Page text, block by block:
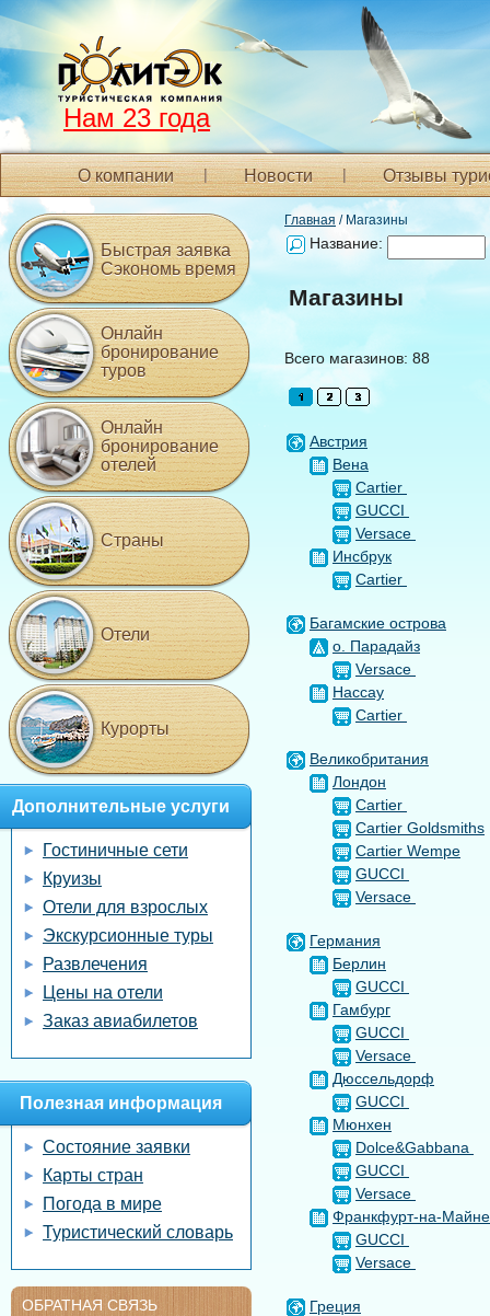
Нам 23 года
О компании Новости Отзывы
Главная / Магазины
Название:
Магазины
Всего магазинов: 88
Австрия
Вена
Cartier
GUCCI
Versace
Инсбрук
Cartier
Багамские острова
о. Парадайз
Versace
Нассау
Cartier
Великобритания
Лондон
Cartier
Cartier Goldsmiths
Cartier Wempe
GUCCI
Versace
Германия
Берлин
GUCCI
Гамбург
GUCCI
Versace
Дюссельдорф
GUCCI
Мюнхен
Dolce&Gabbana
GUCCI
Versace
Франкфурт-на-Майне
GUCCI
Versace
Греция
Быстрая заявка
Сэкономь время
Онлайн
бронирование
туров
Онлайн
бронирование
отелей
Страны
Отели
Курорты
Дополнительные услуги
Гостиничные сети
Круизы
Отели для взрослых
Экскурсионные туры
Развлечения
Цены на отели
Заказ авиабилетов
Полезная информация
Состояние заявки
Карты стран
Погода в мире
Туристический словарь
ОБРАТНАЯ СВЯЗЬ